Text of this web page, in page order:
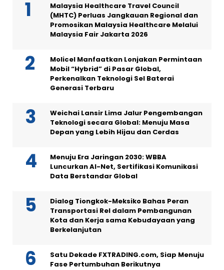
Malaysia Healthcare Travel Council
(MHTC) Perluas Jangkauan Regional dan
Promosikan Malaysia Healthcare Melalui
Malaysia Fair Jakarta 2026
Molicel Manfaatkan Lonjakan Permintaan
Mobil “Hybrid” di Pasar Global,
Perkenalkan Teknologi Sel Baterai
Generasi Terbaru
Weichai Lansir Lima Jalur Pengembangan
Teknologi secara Global: Menuju Masa
Depan yang Lebih Hijau dan Cerdas
Menuju Era Jaringan 2030: WBBA
Luncurkan AI-Net, Sertifikasi Komunikasi
Data Berstandar Global
Dialog Tiongkok-Meksiko Bahas Peran
Transportasi Rel dalam Pembangunan
Kota dan Kerja sama Kebudayaan yang
Berkelanjutan
Satu Dekade FXTRADING.com, Siap Menuju
Fase Pertumbuhan Berikutnya